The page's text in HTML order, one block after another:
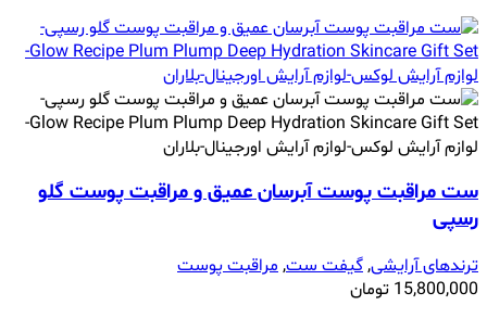
ست مراقبت پوست آبرسان عمیق و مراقبت پوست گلو
رسپی
ترندهای آرایشی,گیفت ست,مراقبت پوست
15,800,000 تومان